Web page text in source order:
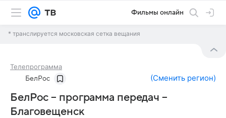
Фильмы онлайн
* транслируется московская сетка вещания
Телепрограмма
БелРос (Сменить регион)
БелРос – программа передач –
Благовещенск